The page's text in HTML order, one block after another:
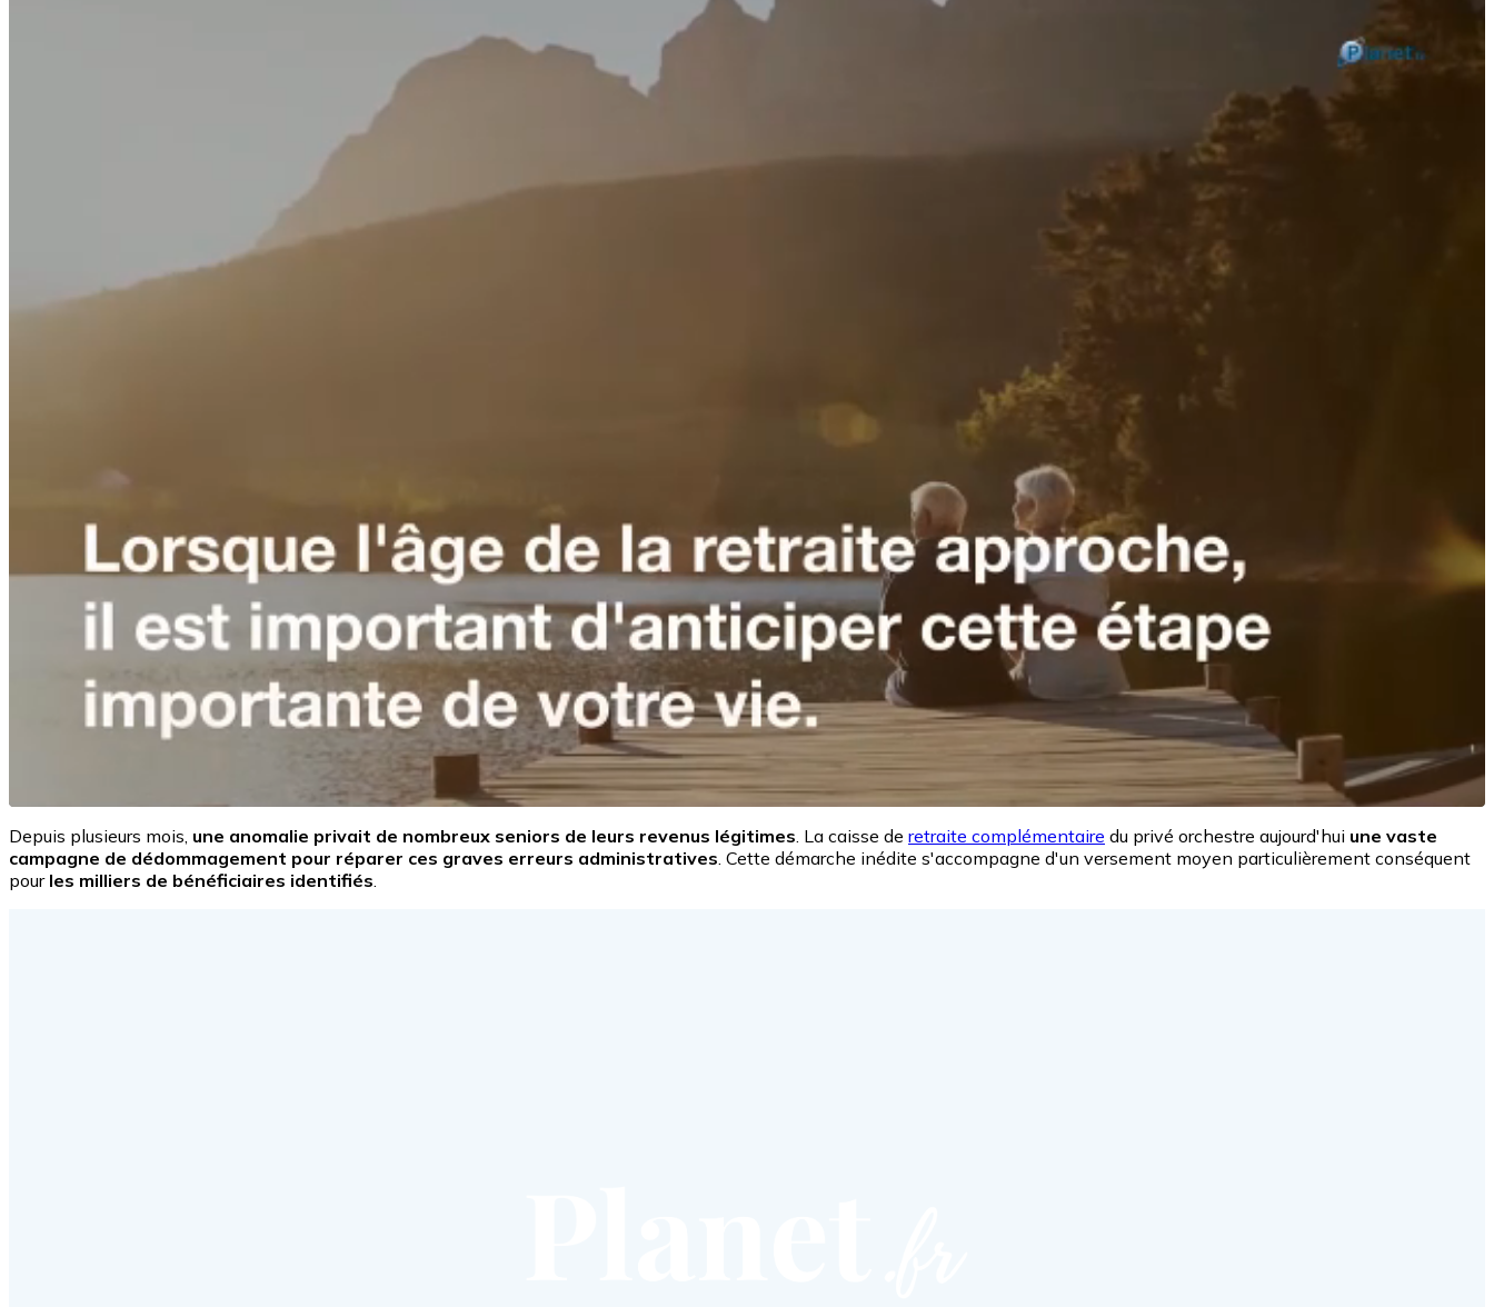
Depuis plusieurs mois, une anomalie privait de nombreux seniors de leurs revenus légitimes . La caisse de retraite complémentaire du privé orchestre aujourd'hui une vaste
campagne de dédommagement pour réparer ces graves erreurs administratives . Cette démarche inédite s'accompagne d'un versement moyen particulièrement conséquent
pour les milliers de bénéficiaires identifiés